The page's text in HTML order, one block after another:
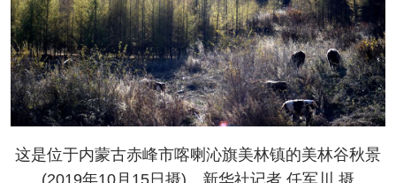
这是位于内蒙古赤峰市喀喇沁旗美林镇的美林谷秋景
(2019年10月15日摄)。新华社记者 任军川 摄